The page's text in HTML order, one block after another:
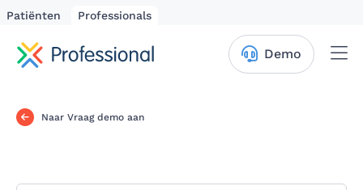
Patiënten Professionals
Demo
Naar Vraag demo aan